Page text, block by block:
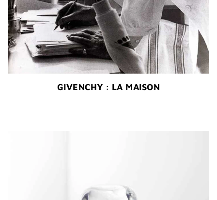
GIVENCHY : LA MAISON